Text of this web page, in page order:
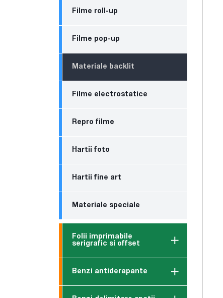
Filme roll-up
Filme pop-up
Materiale backlit
Filme electrostatice
Repro filme
Hartii foto
Hartii fine art
Materiale speciale
Folii imprimabile
serigrafic si offset
Benzi antiderapante